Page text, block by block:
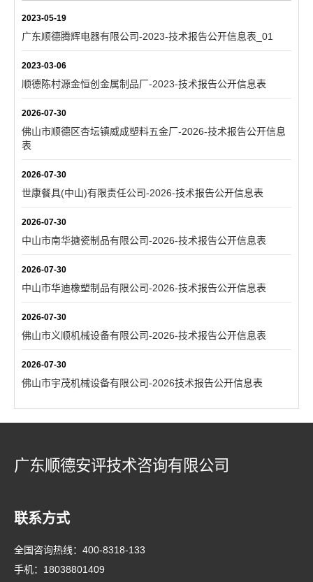
2023-05-19
广东顺德腾辉电器有限公司-2023-技术报告公开信息表_01
2023-03-06
顺德陈村源金恒创金属制品厂-2023-技术报告公开信息表
2026-07-30
佛山市顺德区杏坛镇威成塑料五金厂-2026-技术报告公开信息
表
2026-07-30
世康餐具(中山)有限责任公司-2026-技术报告公开信息表
2026-07-30
中山市南华搪瓷制品有限公司-2026-技术报告公开信息表
2026-07-30
中山市华迪橡塑制品有限公司-2026-技术报告公开信息表
2026-07-30
佛山市义顺机械设备有限公司-2026-技术报告公开信息表
2026-07-30
佛山市宇茂机械设备有限公司-2026技术报告公开信息表
广东顺德安评技术咨询有限公司
联系方式
全国咨询热线： 400-8318-133
手机： 18038801409